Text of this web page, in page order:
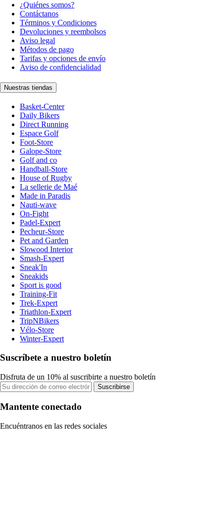
¿Quiénes somos?
Contáctanos
Términos y Condiciones
Devoluciones y reembolsos
Aviso legal
Métodos de pago
Tarifas y opciones de envío
Aviso de confidencialidad
Nuestras tiendas
Basket-Center
Daily Bikers
Direct Running
Espace Golf
Foot-Store
Galope-Store
Golf and co
Handball-Store
House of Rugby
La sellerie de Maé
Made in Paradis
Nauti-wave
On-Fight
Padel-Expert
Pecheur-Store
Pet and Garden
Slowood Interior
Smash-Expert
Sneak'In
Sneakids
Sport is good
Training-Fit
Trek-Expert
Triathlon-Expert
TripNBikers
Vélo-Store
Winter-Expert
Suscríbete a nuestro boletín
Disfruta de un 10% al suscribirte a nuestro boletín
Suscribirse
Mantente conectado
Encuéntranos en las redes sociales